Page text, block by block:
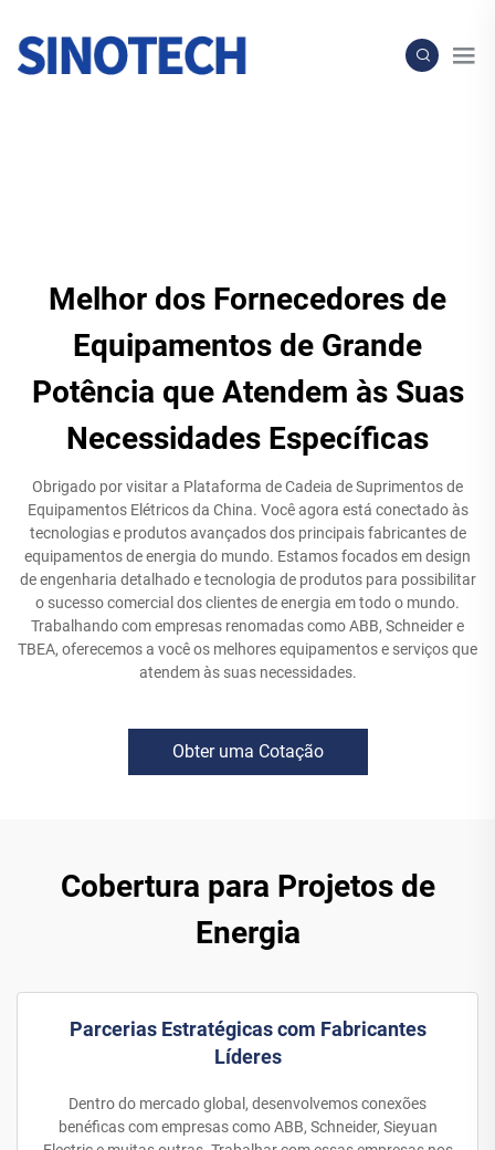
Melhor dos Fornecedores de
Equipamentos de Grande
Potência que Atendem às Suas
Necessidades Específicas
Obrigado por visitar a Plataforma de Cadeia de Suprimentos de
Equipamentos Elétricos da China. Você agora está conectado às
tecnologias e produtos avançados dos principais fabricantes de
equipamentos de energia do mundo. Estamos focados em design
de engenharia detalhado e tecnologia de produtos para possibilitar
o sucesso comercial dos clientes de energia em todo o mundo.
Trabalhando com empresas renomadas como ABB, Schneider e
TBEA, oferecemos a você os melhores equipamentos e serviços que
atendem às suas necessidades.
Obter uma Cotação
Cobertura para Projetos de
Energia
Parcerias Estratégicas com Fabricantes
Líderes
Dentro do mercado global, desenvolvemos conexões
benéficas com empresas como ABB, Schneider, Sieyuan